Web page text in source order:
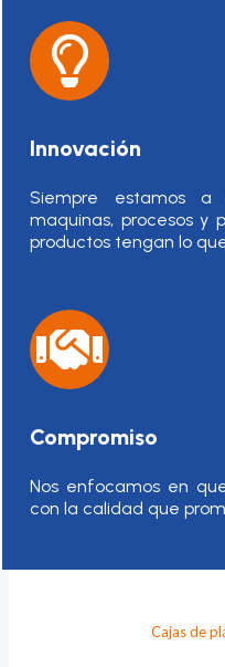
Innovación
Siempre estamos
maquinas, procesos y
productos tengan lo
Compromiso
Nos enfocamos en
con la calidad que
Cajas de